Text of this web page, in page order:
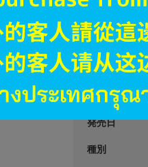
JANコード
商品番号
商品カテゴリ
発売日
種別